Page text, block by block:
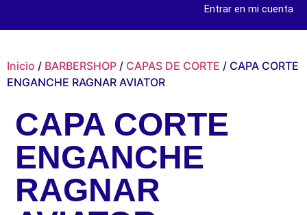
Entrar en mi cuenta
Inicio / BARBERSHOP / CAPAS DE CORTE / CAPA CORTE
ENGANCHE RAGNAR AVIATOR
CAPA CORTE
ENGANCHE
RAGNAR